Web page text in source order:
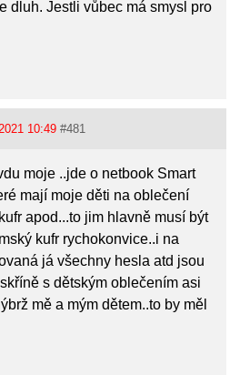
dluh. Jestli vůbec má smysl pro
10:49 #481
moje ..jde o netbook Smart
mají moje děti na oblečení
apod...to jim hlavně musí být
kufr rychokonvice..i na
já všechny hesla atd jsou
s dětským oblečením asi
mě a mým dětem..to by měl